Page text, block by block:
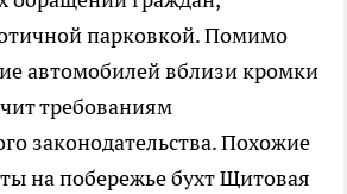
парковкой. Помимо
автомобилей вблизи кромки
требованиям
законодательства. Похожие
на побережье бухт Щитовая